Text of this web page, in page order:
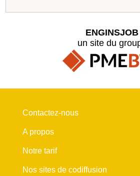
ENGINSJOB
un site du
Contactez-nous
A propos
Notre tarif
Nos sites de codiffusion